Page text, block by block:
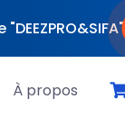
À propos